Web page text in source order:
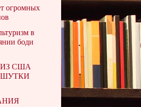
огромных
в
боди
США